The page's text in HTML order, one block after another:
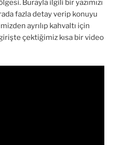
Burayla ilgili bir yazımızı
fazla detay verip konuyu
ayrılıp kahvaltı için
çektiğimiz kısa bir video